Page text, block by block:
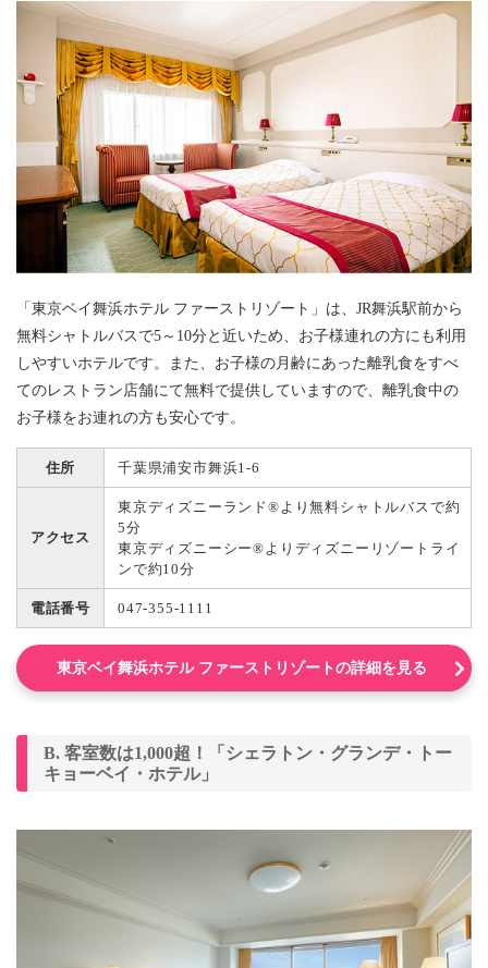
「東京ベイ舞浜ホテル ファーストリゾート」は、JR舞浜駅前から
無料シャトルバスで5～10分と近いため、お子様連れの方にも利用
しやすいホテルです。また、お子様の月齢にあった離乳食をすべ
てのレストラン店舗にて無料で提供していますので、離乳食中の
お子様をお連れの方も安心です。
住所 千葉県浦安市舞浜1-6
アクセス
東京ディズニーランド®より無料シャトルバスで約
5分
東京ディズニーシー®よりディズニーリゾートライ
ンで約10分
電話番号 047-355-1111
東京ベイ舞浜ホテル ファーストリゾートの詳細を見る
B. 客室数は1,000超！「シェラトン・グランデ・トー
キョーベイ・ホテル」